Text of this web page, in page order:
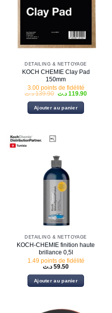
DETAILING & NETTOYAGE
KOCH CHEMIE Clay Pad
150mm
3.00 points de fidélité
139.90 د.ت
Le
initial
était :
119.90 د.ت
Le
Ajouter au panier
DETAILING & NETTOYAGE
KOCH-CHEMIE finition haute
brillance 0,5l
1.49 points de fidélité
59.50 د.ت
Ajouter au panier